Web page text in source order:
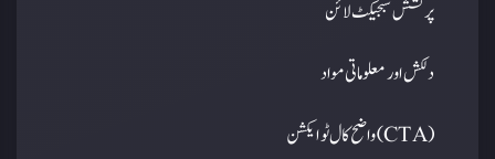
پرکشش سبجیکٹ لائن
دلکش اور معلوماتی مواد
واضح کال ٹو ایکشن (CTA)